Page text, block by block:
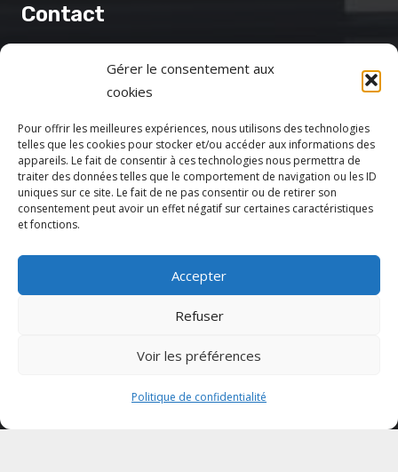
Gérer le consentement aux
cookies
Pour offrir les meilleures expériences, nous utilisons des technologies
telles que les cookies pour stocker et/ou accéder aux informations des
appareils. Le fait de consentir à ces technologies nous permettra de
traiter des données telles que le comportement de navigation ou les ID
uniques sur ce site. Le fait de ne pas consentir ou de retirer son
consentement peut avoir un effet négatif sur certaines caractéristiques
et fonctions.
Accepter
Refuser
Voir les préférences
Politique de confidentialité
Contact
cptspaysdegrasse@gmail.com
69 Av. de la Libération 1er étage, 06130 Grasse
Politique de confidentialité
Mentions légales